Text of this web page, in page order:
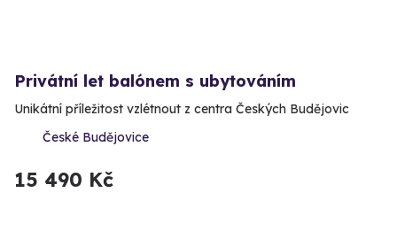
Privátní let balónem s ubytováním
Unikátní příležitost vzlétnout z centra Českých Budějovic
České Budějovice
15 490 Kč